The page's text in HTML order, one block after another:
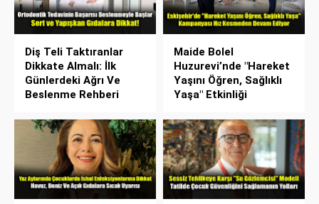
Diş Teli Taktıranlar
Dikkate Almalı: İlk
Günlerdeki Ağrı Ve
Beslenme Rehberi
Maide Bolel
Huzurevi’nde "Hareket
Yaşını Öğren, Sağlıklı
Yaşa" Etkinliği